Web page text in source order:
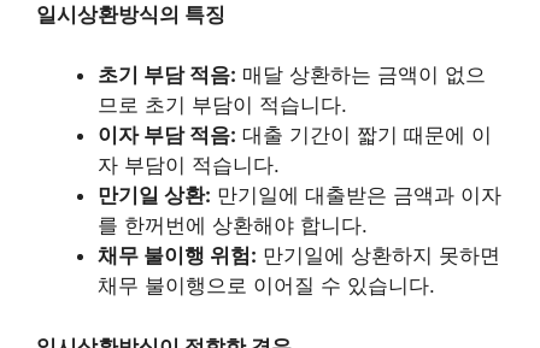
일시상환방식의 특징
초기 부담 적음: 매달 상환하는 금액이 없으
므로 초기 부담이 적습니다.
이자 부담 적음: 대출 기간이 짧기 때문에 이
자 부담이 적습니다.
만기일 상환: 만기일에 대출받은 금액과 이자
를 한꺼번에 상환해야 합니다.
채무 불이행 위험: 만기일에 상환하지 못하면
채무 불이행으로 이어질 수 있습니다.